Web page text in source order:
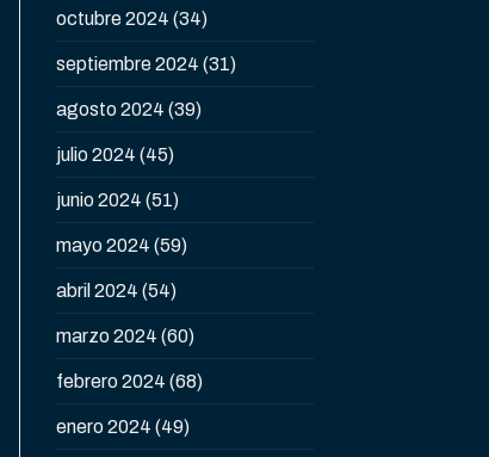
octubre 2024 (34)
septiembre 2024 (31)
agosto 2024 (39)
julio 2024 (45)
junio 2024 (51)
mayo 2024 (59)
abril 2024 (54)
marzo 2024 (60)
febrero 2024 (68)
enero 2024 (49)